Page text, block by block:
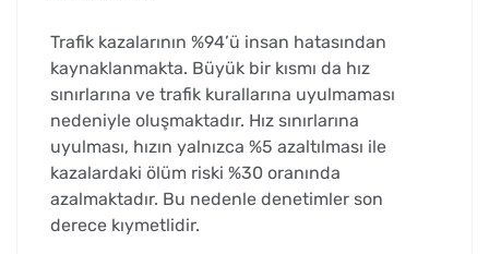
Trafik kazalarının %94’ü insan hatasından
kaynaklanmakta. Büyük bir kısmı da hız
sınırlarına ve trafik kurallarına uyulmaması
nedeniyle oluşmaktadır. Hız sınırlarına
uyulması, hızın yalnızca %5 azaltılması ile
kazalardaki ölüm riski %30 oranında
azalmaktadır. Bu nedenle denetimler son
derece kıymetlidir.